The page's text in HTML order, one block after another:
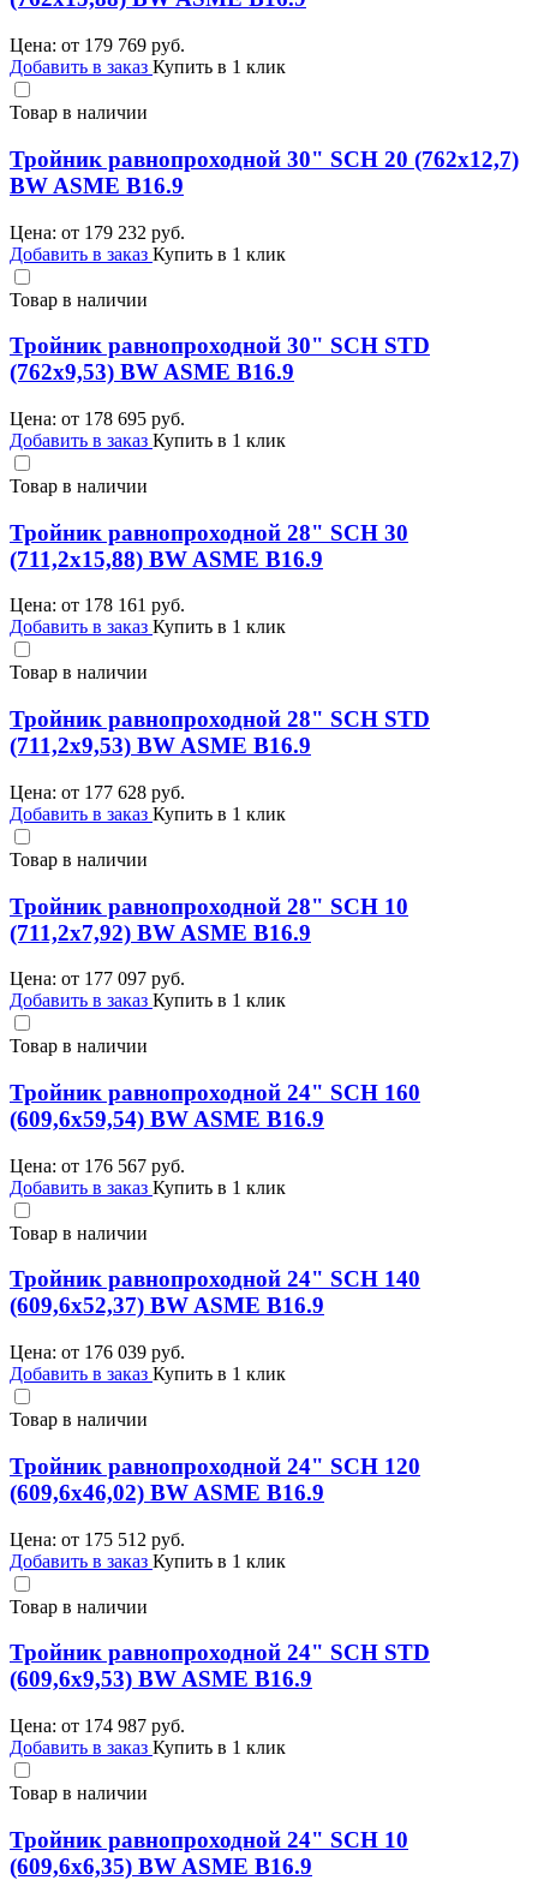
Цена: от 179 769 руб.
Добавить в заказ Купить в 1 клик
Товар в наличии
Тройник равнопроходной 30" SCH 20 (762х12,7)
BW ASME B16.9
Цена: от 179 232 руб.
Добавить в заказ Купить в 1 клик
Товар в наличии
Тройник равнопроходной 30" SCH STD
(762х9,53) BW ASME B16.9
Цена: от 178 695 руб.
Добавить в заказ Купить в 1 клик
Товар в наличии
Тройник равнопроходной 28" SCH 30
(711,2х15,88) BW ASME B16.9
Цена: от 178 161 руб.
Добавить в заказ Купить в 1 клик
Товар в наличии
Тройник равнопроходной 28" SCH STD
(711,2х9,53) BW ASME B16.9
Цена: от 177 628 руб.
Добавить в заказ Купить в 1 клик
Товар в наличии
Тройник равнопроходной 28" SCH 10
(711,2х7,92) BW ASME B16.9
Цена: от 177 097 руб.
Добавить в заказ Купить в 1 клик
Товар в наличии
Тройник равнопроходной 24" SCH 160
(609,6х59,54) BW ASME B16.9
Цена: от 176 567 руб.
Добавить в заказ Купить в 1 клик
Товар в наличии
Тройник равнопроходной 24" SCH 140
(609,6х52,37) BW ASME B16.9
Цена: от 176 039 руб.
Добавить в заказ Купить в 1 клик
Товар в наличии
Тройник равнопроходной 24" SCH 120
(609,6х46,02) BW ASME B16.9
Цена: от 175 512 руб.
Добавить в заказ Купить в 1 клик
Товар в наличии
Тройник равнопроходной 24" SCH STD
(609,6х9,53) BW ASME B16.9
Цена: от 174 987 руб.
Добавить в заказ Купить в 1 клик
Товар в наличии
Тройник равнопроходной 24" SCH 10
(609,6х6,35) BW ASME B16.9